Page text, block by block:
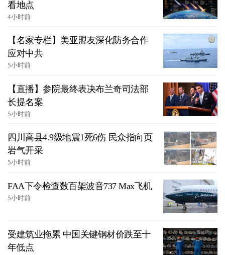
看地点
4小时前
【名家专栏】美亚盟友深化防务合作
应对中共
5小时前
【直播】参院最终表决布兰奇司法部
长提名案
5小时前
四川高县4.9级地震1死6伤 民众指向页
岩气开采
5小时前
FAA下令检查数百架波音737 Max飞机
5小时前
受建筑业拖累 中国关键钢材价跌至十
年低点